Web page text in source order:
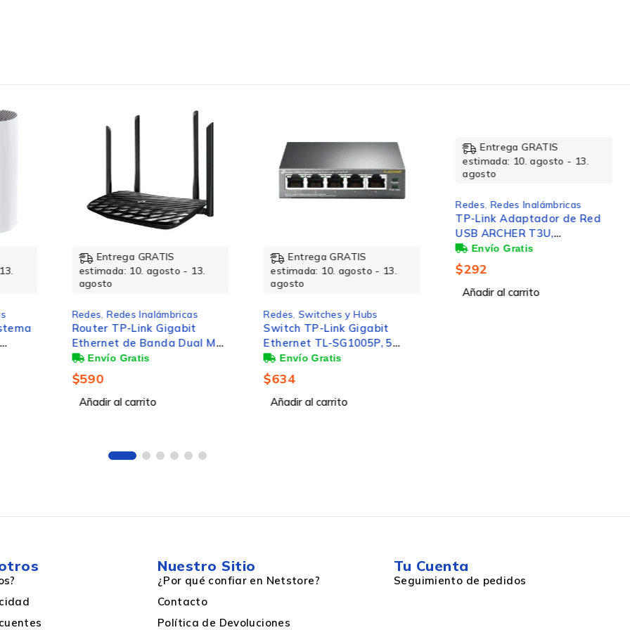
10BASE-T,100BASE-TX,1000BASE-T
MU-
C6,
5x
Entrega GRATIS
estimada: 10. agosto - 13.
agosto
Redes,Switches y Hubs
Switch TP-Link Gigabit
Ethernet TL-SG1005P, 5
Puertos 10/100/1000 (4x
PoE), 10Gbit/s, 2000
Entradas - No Administrable
$634
Añadir al carrito
Entrega GRATIS
estimada: 10. agosto - 13.
agosto
1267Mbit/s, Doble Banda
2.4/5 GHz
$292
Añadir al carrito
estimada: 10. agosto - 13.
Nuestro Sitio
¿Por qué confiar en Netstore?
Contacto
Política de Devoluciones
Tu Cuenta
Seguimiento de pedidos